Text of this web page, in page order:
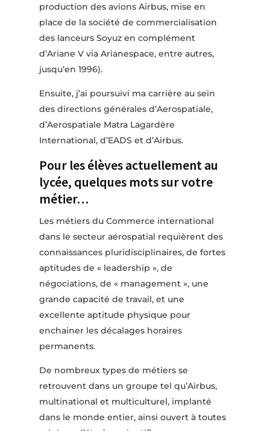
production des avions Airbus, mise en
place de la société de commercialisation
des lanceurs Soyuz en complément
d’Ariane V via Arianespace, entre autres,
jusqu’en 1996).
Ensuite, j’ai poursuivi ma carrière au sein
des directions générales d’Aerospatiale,
d’Aerospatiale Matra Lagardère
International, d’EADS et d’Airbus.
Pour les élèves actuellement au
lycée, quelques mots sur votre
métier…
Les métiers du Commerce international
dans le secteur aérospatial requièrent des
connaissances pluridisciplinaires, de fortes
aptitudes de « leadership », de
négociations, de « management », une
grande capacité de travail, et une
excellente aptitude physique pour
enchainer les décalages horaires
permanents.
De nombreux types de métiers se
retrouvent dans un groupe tel qu’Airbus,
multinational et multiculturel, implanté
dans le monde entier, ainsi ouvert à toutes